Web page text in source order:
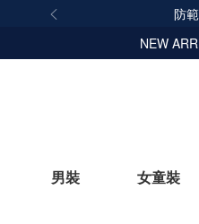
防
NEW
男裝 女童裝